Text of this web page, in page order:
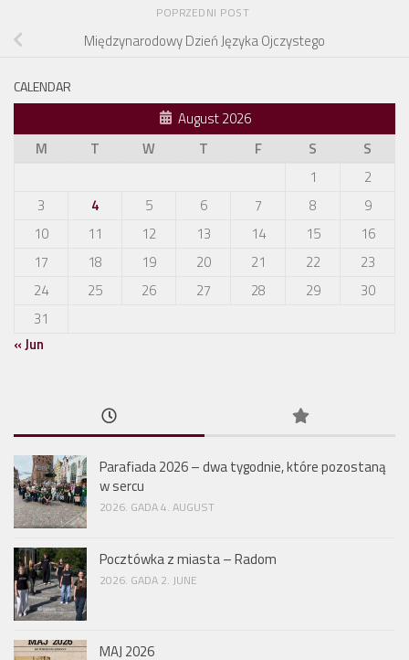
POPRZEDNI POST
Międzynarodowy Dzień Języka Ojczystego
CALENDAR
August 2026
M
T W T F S
S
1
2
3
4 5 6 7 8
9
10
11 12 13 14 15
16
17
18 19 20 21 22
23
24
25 26 27 28 29
30
31
« Jun
Parafiada 2026 – dwa tygodnie, które pozostaną
w sercu
2026. GADA 4. AUGUST
Pocztówka z miasta – Radom
2026. GADA 2. JUNE
MAJ 2026